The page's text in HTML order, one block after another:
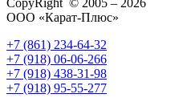
CopyRight © 2005 – 2026
ООО «Карат-Плюс»
+7 (861) 234-64-32
+7 (918) 06-06-266
+7 (918) 438-31-98
+7 (918) 95-55-277